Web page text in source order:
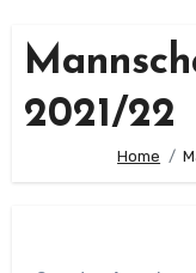
2021/22
Home